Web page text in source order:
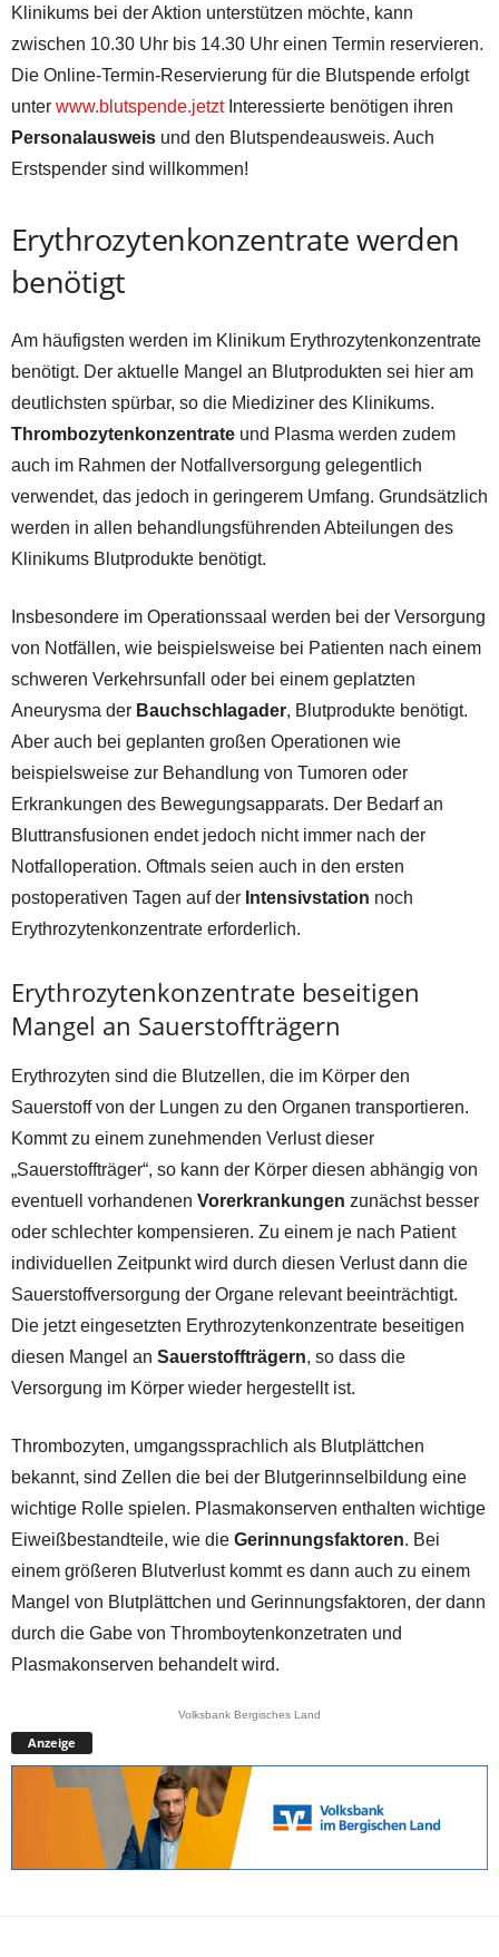
Klinikums bei der Aktion unterstützen möchte, kann
zwischen 10.30 Uhr bis 14.30 Uhr einen Termin reservieren.
Die Online-Termin-Reservierung für die Blutspende erfolgt
unter www.blutspende.jetztInteressierte benötigen ihren
Personalausweis und den Blutspendeausweis. Auch
Erstspender sind willkommen!
Erythrozytenkonzentrate werden
benötigt
Am häufigsten werden im Klinikum Erythrozytenkonzentrate
benötigt. Der aktuelle Mangel an Blutprodukten sei hier am
deutlichsten spürbar, so die Miediziner des Klinikums.
Thrombozytenkonzentrate und Plasma werden zudem
auch im Rahmen der Notfallversorgung gelegentlich
verwendet, das jedoch in geringerem Umfang. Grundsätzlich
werden in allen behandlungsführenden Abteilungen des
Klinikums Blutprodukte benötigt.
Insbesondere im Operationssaal werden bei der Versorgung
von Notfällen, wie beispielsweise bei Patienten nach einem
schweren Verkehrsunfall oder bei einem geplatzten
Aneurysma der Bauchschlagader, Blutprodukte benötigt.
Aber auch bei geplanten großen Operationen wie
beispielsweise zur Behandlung von Tumoren oder
Erkrankungen des Bewegungsapparats. Der Bedarf an
Bluttransfusionen endet jedoch nicht immer nach der
Notfalloperation. Oftmals seien auch in den ersten
postoperativen Tagen auf der Intensivstation noch
Erythrozytenkonzentrate erforderlich.
Erythrozytenkonzentrate beseitigen
Mangel an Sauerstoffträgern
Erythrozyten sind die Blutzellen, die im Körper den
Sauerstoff von der Lungen zu den Organen transportieren.
Kommt zu einem zunehmenden Verlust dieser
„Sauerstoffträger“, so kann der Körper diesen abhängig von
eventuell vorhandenen Vorerkrankungen zunächst besser
oder schlechter kompensieren. Zu einem je nach Patient
individuellen Zeitpunkt wird durch diesen Verlust dann die
Sauerstoffversorgung der Organe relevant beeinträchtigt.
Die jetzt eingesetzten Erythrozytenkonzentrate beseitigen
diesen Mangel an Sauerstoffträgern, so dass die
Versorgung im Körper wieder hergestellt ist.
Thrombozyten, umgangssprachlich als Blutplättchen
bekannt, sind Zellen die bei der Blutgerinnselbildung eine
wichtige Rolle spielen. Plasmakonserven enthalten wichtige
Eiweißbestandteile, wie die Gerinnungsfaktoren. Bei
einem größeren Blutverlust kommt es dann auch zu einem
Mangel von Blutplättchen und Gerinnungsfaktoren, der dann
durch die Gabe von Thromboytenkonzetraten und
Plasmakonserven behandelt wird.
Volksbank Bergisches Land
Anzeige